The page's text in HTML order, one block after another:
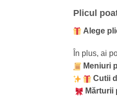
Plicul
Alege
În plus, ai
Meniuri
Cutii
Mărturii